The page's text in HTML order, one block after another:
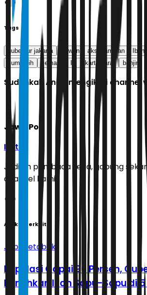
Tags
gubernur jakarta wawan aksi kamisan
sumarsih
semanggi I jakarta barat banjir
Sudahkah Anda mengikuti channel
Jawa Pos
Ikuti
Jadilah pembaca setia, gabung
channel kami!
Artikel Terkait
Jabodetabek
Populasi Capai 90 Persen,
Bersihkan Ikan Sapu-Sapu di